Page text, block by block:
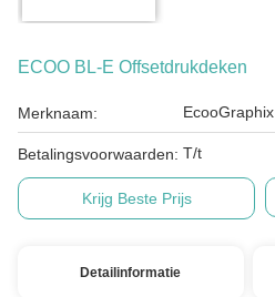
ECOO BL-E Offsetdrukdeken
Merknaam: EcooGraphix
Betalingsvoorwaarden: T/t
Krijg Beste Prijs
Detailinformatie